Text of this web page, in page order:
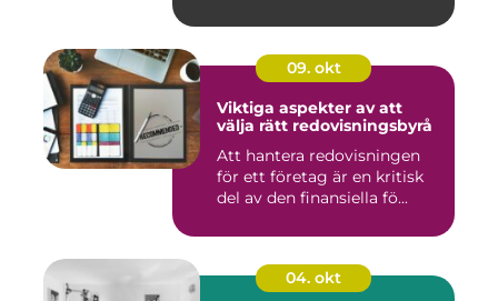
09. okt
Viktiga aspekter av att
välja rätt redovisningsbyrå
Att hantera redovisningen
för ett företag är en kritisk
del av den finansiella fö...
04. okt